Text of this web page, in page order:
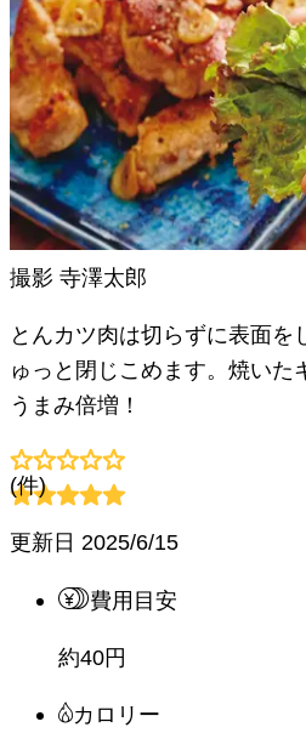
撮影 寺澤太郎
とんカツ肉は切らずに表面を
ゅっと閉じこめます。焼いた
うまみ倍増！
(件)
更新日 2025/6/15
費用目安
約40円
カロリー